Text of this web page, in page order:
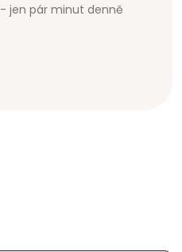
jen pár minut denně